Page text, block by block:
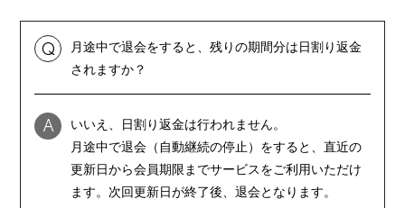
HOME
INFORMATION
PROFILE
BIOGRAPHY
Q
月途中で退会をすると、残りの期間分は日割り返金
されますか？
A
いいえ、日割り返金は行われません。
月途中で退会（自動継続の停止）をすると、直近の
更新日から会員期限までサービスをご利用いただけ
ます。次回更新日が終了後、退会となります。